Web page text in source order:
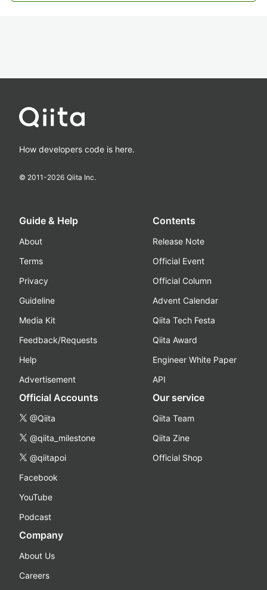
How developers code is here.
© 2011-2026 Qiita Inc.
Guide & Help
About
Terms
Privacy
Guideline
Media Kit
Feedback/Requests
Help
Advertisement
Contents
Release Note
Official Event
Official Column
Advent Calendar
Qiita Tech Festa
Qiita Award
Engineer White Paper
API
Official Accounts
@Qiita
@qiita_milestone
@qiitapoi
Facebook
YouTube
Podcast
Our service
Qiita Team
Qiita Zine
Official Shop
Company
About Us
Careers